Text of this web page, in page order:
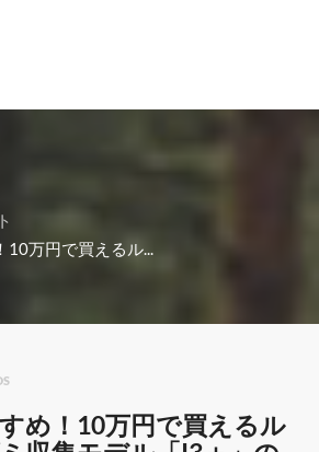
10万円で買えるル...
め！10万円で買えるル